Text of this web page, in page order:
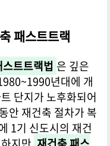
패스트트랙
트트랙법 은 깊은
년대에 개
단지가 노후화되어
안 재건축 절차가 복
1기 신도시의 재건